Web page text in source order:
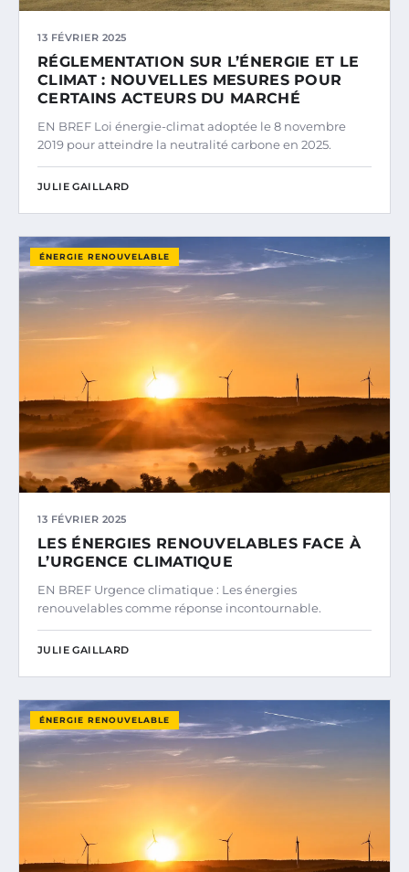
13 FÉVRIER 2025
RÉGLEMENTATION SUR L’ÉNERGIE ET LE
CLIMAT : NOUVELLES MESURES POUR
CERTAINS ACTEURS DU MARCHÉ
EN BREF Loi énergie-climat adoptée le 8 novembre
2019 pour atteindre la neutralité carbone en 2025.
JULIE GAILLARD
ÉNERGIE RENOUVELABLE
13 FÉVRIER 2025
LES ÉNERGIES RENOUVELABLES FACE À
L’URGENCE CLIMATIQUE
EN BREF Urgence climatique : Les énergies
renouvelables comme réponse incontournable.
JULIE GAILLARD
ÉNERGIE RENOUVELABLE